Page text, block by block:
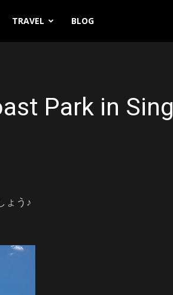
Stadium
TRAVEL BLOG
Park in
ょう♪